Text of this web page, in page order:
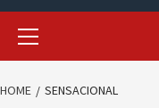
HOME SENSACIONAL